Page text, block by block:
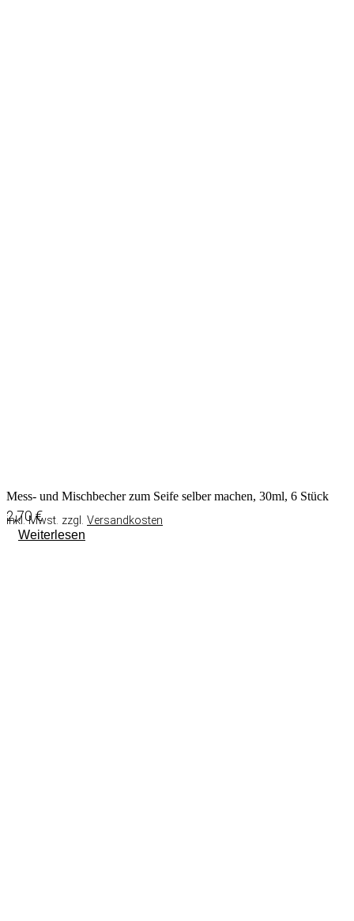
Mess- und Mischbecher zum Seife selber machen, 30ml, 6 Stück
2,70€
inkl. Mwst. zzgl. Versandkosten
Weiterlesen